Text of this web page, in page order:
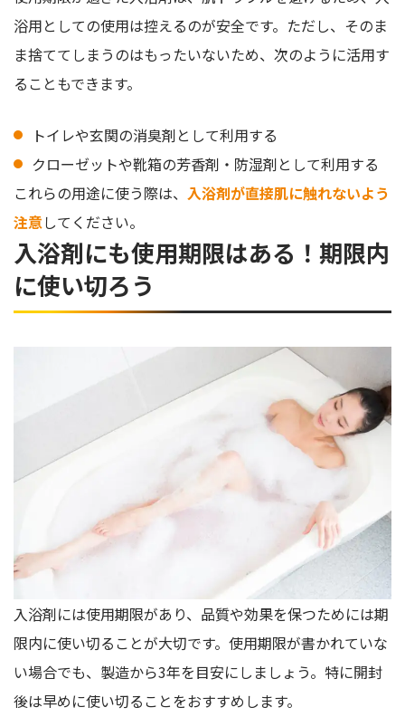
浴用としての使用は控えるのが安全です。ただし、そのま
ま捨ててしまうのはもったいないため、次のように活用す
ることもできます。
トイレや玄関の消臭剤として利用する
クローゼットや靴箱の芳香剤・防湿剤として利用する
これらの用途に使う際は、 入浴剤が直接肌に触れないよう
注意してください。
入浴剤にも使用期限はある！期限内
に使い切ろう
入浴剤には使用期限があり、品質や効果を保つためには期
限内に使い切ることが大切です。使用期限が書かれていな
い場合でも、製造から3年を目安にしましょう。特に開封
後は早めに使い切ることをおすすめします。